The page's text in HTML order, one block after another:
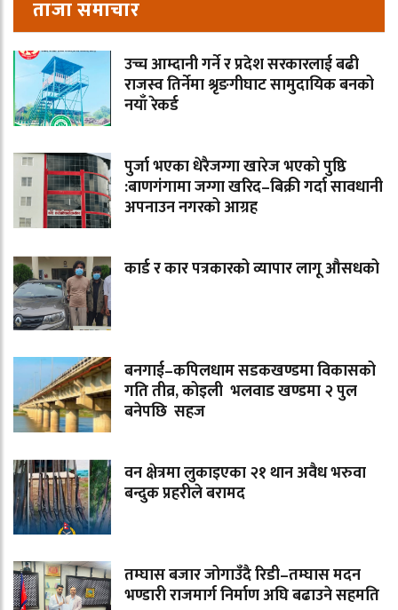
ताजा समाचार
उच्च आम्दानी गर्ने र प्रदेश सरकारलाई बढी
राजस्व तिर्नेमा श्रृङगीघाट सामुदायिक बनको
नयाँ रेकर्ड
पुर्जा भएका धेरैजग्गा खारेज भएको पुष्ठि
:बाणगंगामा जग्गा खरिद–बिक्री गर्दा सावधानी
अपनाउन नगरको आग्रह
कार्ड र कार पत्रकारको व्यापार लागू औसधको
बनगाई–कपिलधाम सडकखण्डमा विकासको
गति तीव्र, कोइली भलवाड खण्डमा २ पुल
बनेपछि सहज
वन क्षेत्रमा लुकाइएका २१ थान अवैध भरुवा
बन्दुक प्रहरीले बरामद
तम्घास बजार जोगाउँदै रिडी–तम्घास मदन
भण्डारी राजमार्ग निर्माण अघि बढाउने सहमति